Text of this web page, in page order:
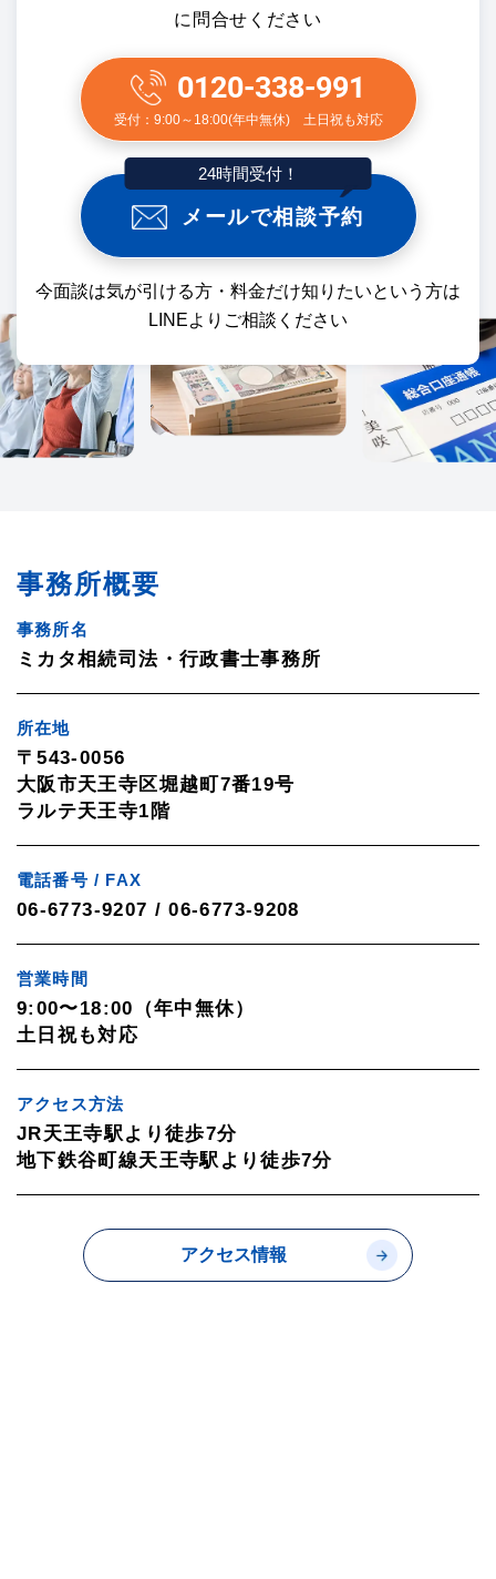
に問合せください
0120-338-991
受付：9:00～18:00(年中無休) 土日祝も対応
24時間受付！
メールで相談予約
今面談は気が引ける方・料金だけ知りたいという方は
LINEよりご相談ください
事務所概要
事務所名
ミカタ相続司法・行政書士事務所
所在地
〒543-0056
大阪市天王寺区堀越町7番19号
ラルテ天王寺1階
電話番号 / FAX
06-6773-9207 / 06-6773-9208
営業時間
9:00〜18:00（年中無休）
土日祝も対応
アクセス方法
JR天王寺駅より徒歩7分
地下鉄谷町線天王寺駅より徒歩7分
アクセス情報